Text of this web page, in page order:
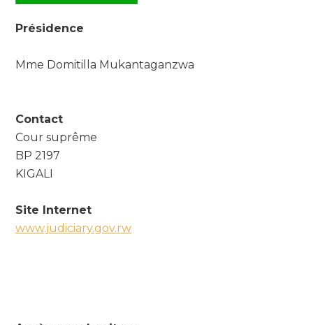
Présidence
Mme Domitilla Mukantaganzwa
Contact
Cour suprême
BP 2197
KIGALI
Site Internet
www.judiciary.gov.rw